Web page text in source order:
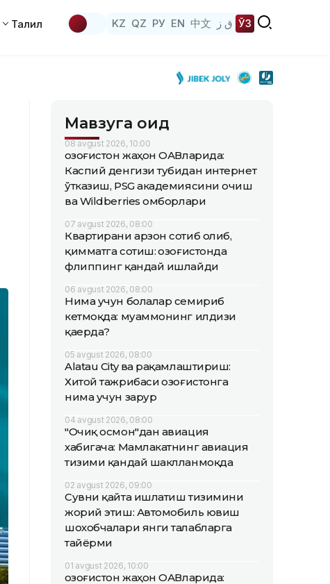
Таҳлил KZ QZ РУ EN 中文 ق ز ЎЗ
Мавзуга оид
08 avgust 2026, 10:00
Қозоғистон жаҳон ОАВларида:
Каспий денгизи тубидан интернет
ўтказиш, PSG академиясини очиш
ва Wildberries омборлари
07 avgust 2026, 08:00
Квартирани арзон сотиб олиб,
қимматга сотиш: Қозоғистонда
флиппинг қандай ишлайди
06 avgust 2026, 08:00
Нима учун болалар семириб
кетмоқда: муаммонинг илдизи
қаерда?
05 avgust 2026, 08:00
Alatau City ва рақамлаштириш:
Хитой тажрибаси Қозоғистонга
нима учун зарур
04 avgust 2026, 08:00
"Очиқ осмон"дан авиация
хабигача: Мамлакатнинг авиация
тизими қандай шаклланмоқда
02 avgust 2026, 09:00
Сувни қайта ишлатиш тизимини
жорий этиш: Автомобиль ювиш
шохобчалари янги талабларга
тайёрми
01 avgust 2026, 10:00
Қозоғистон жаҳон ОАВларида: